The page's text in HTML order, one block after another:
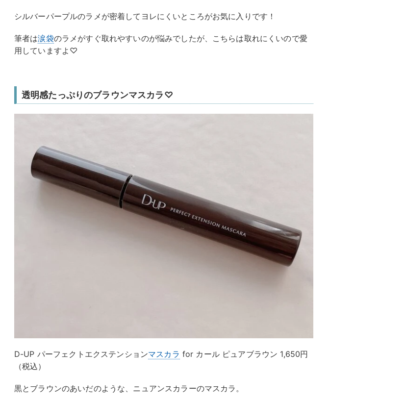
シルバーパープルのラメが密着してヨレにくいところがお気に入りです！
筆者は涙袋のラメがすぐ取れやすいのが悩みでしたが、こちらは取れにくいので愛
用していますよ♡
透明感たっぷりのブラウンマスカラ♡
D-UP パーフェクトエクステンションマスカラ for カール ピュアブラウン 1,650円
（税込）
黒とブラウンのあいだのような、ニュアンスカラーのマスカラ。